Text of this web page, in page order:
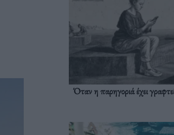
Όταν η παρηγοριά έχει